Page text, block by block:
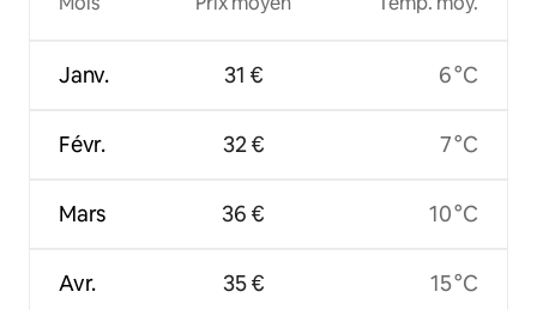
Janv.
Févr.
Mars
Avr.
31 €
32 €
36 €
35 €
6 °C
7 °C
10 °C
15 °C